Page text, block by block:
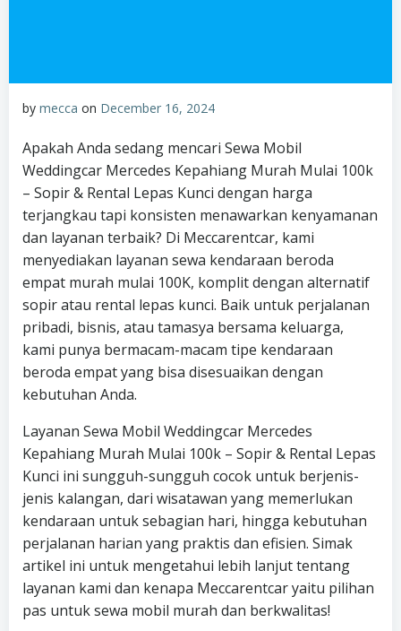
by mecca on December 16, 2024
Apakah Anda sedang mencari Sewa Mobil
Weddingcar Mercedes Kepahiang Murah Mulai 100k
– Sopir & Rental Lepas Kunci dengan harga
terjangkau tapi konsisten menawarkan kenyamanan
dan layanan terbaik? Di Meccarentcar, kami
menyediakan layanan sewa kendaraan beroda
empat murah mulai 100K, komplit dengan alternatif
sopir atau rental lepas kunci. Baik untuk perjalanan
pribadi, bisnis, atau tamasya bersama keluarga,
kami punya bermacam-macam tipe kendaraan
beroda empat yang bisa disesuaikan dengan
kebutuhan Anda.
Layanan Sewa Mobil Weddingcar Mercedes
Kepahiang Murah Mulai 100k – Sopir & Rental Lepas
Kunci ini sungguh-sungguh cocok untuk berjenis-
jenis kalangan, dari wisatawan yang memerlukan
kendaraan untuk sebagian hari, hingga kebutuhan
perjalanan harian yang praktis dan efisien. Simak
artikel ini untuk mengetahui lebih lanjut tentang
layanan kami dan kenapa Meccarentcar yaitu pilihan
pas untuk sewa mobil murah dan berkwalitas!